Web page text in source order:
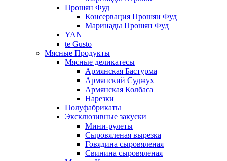
Прошян Фуд
Консервация Прошян Фуд
Маринады Прошян Фуд
YAN
te Gusto
Мясные Продукты
Мясные деликатесы
Армянская Бастурма
Армянский Суджух
Армянская Колбаса
Нарезки
Полуфабрикаты
Эксклюзивные закуски
Мини-рулеты
Сыровяленая вырезка
Говядина сыровяленая
Свинина сыровяленая